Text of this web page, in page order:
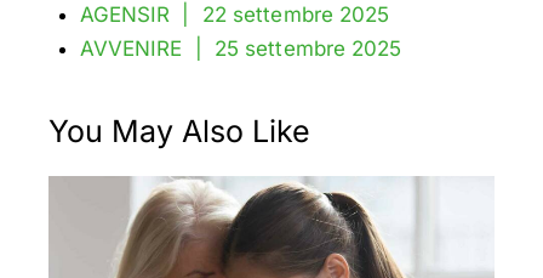
AGENSIR | 22 settembre 2025
AVVENIRE | 25 settembre 2025
You May Also Like